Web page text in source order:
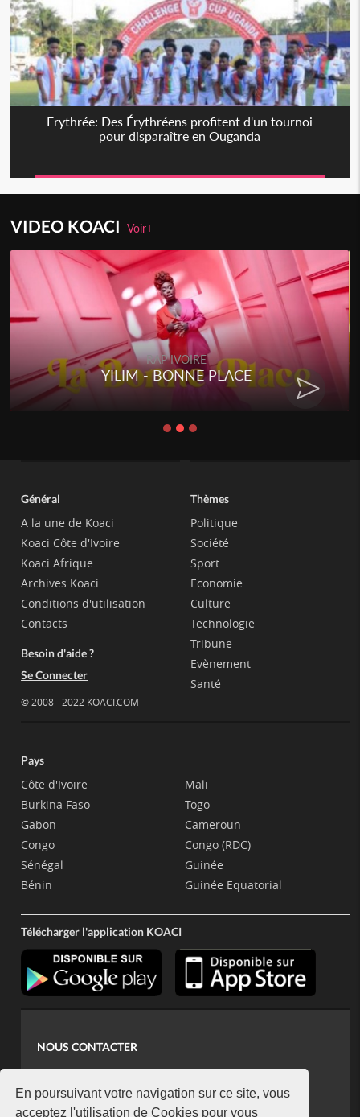
En poursuivant votre navigation sur ce site, vous
acceptez l'utilisation de Cookies pour vous
Erythrée: Des Érythréens profitent d'un tournoi
pour disparaître en Ouganda
VIDEO KOACIVoir+
RAP IVOIRE
YILIM - BONNE PLACE
Général
A la une de Koaci
Koaci Côte d'Ivoire
Koaci Afrique
Archives Koaci
Conditions d'utilisation
Contacts
Besoin d'aide ?
Se Connecter
© 2008 - 2022 KOACI.COM
Thèmes
Politique
Société
Sport
Economie
Culture
Technologie
Tribune
Evènement
Santé
Pays
Côte d'Ivoire
Burkina Faso
Gabon
Congo
Sénégal
Bénin
Mali
Togo
Cameroun
Congo (RDC)
Guinée
Guinée Equatorial
Télécharger l'application KOACI
NOUS CONTACTER
koaci@yahoo.fr